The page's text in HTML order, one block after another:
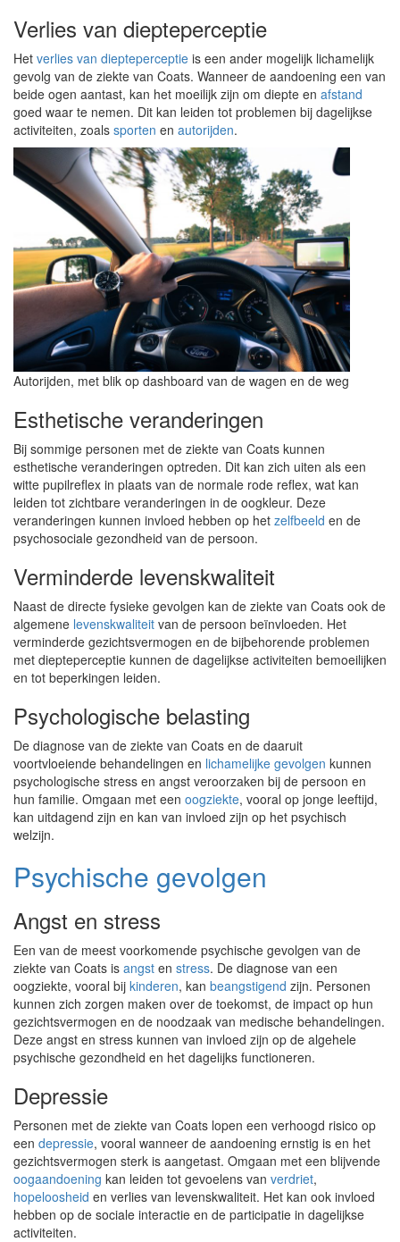
Verlies van diepteperceptie
Het verlies van diepteperceptie is een ander mogelijk lichamelijk
gevolg van de ziekte van Coats. Wanneer de aandoening een van
beide ogen aantast, kan het moeilijk zijn om diepte en afstand
goed waar te nemen. Dit kan leiden tot problemen bij dagelijkse
activiteiten, zoals sporten en autorijden.
Autorijden, met blik op dashboard van de wagen en de weg
Esthetische veranderingen
Bij sommige personen met de ziekte van Coats kunnen
esthetische veranderingen optreden. Dit kan zich uiten als een
witte pupilreflex in plaats van de normale rode reflex, wat kan
leiden tot zichtbare veranderingen in de oogkleur. Deze
veranderingen kunnen invloed hebben op het zelfbeeld en de
psychosociale gezondheid van de persoon.
Verminderde levenskwaliteit
Naast de directe fysieke gevolgen kan de ziekte van Coats ook de
algemene levenskwaliteit van de persoon beïnvloeden. Het
verminderde gezichtsvermogen en de bijbehorende problemen
met diepteperceptie kunnen de dagelijkse activiteiten bemoeilijken
en tot beperkingen leiden.
Psychologische belasting
De diagnose van de ziekte van Coats en de daaruit
voortvloeiende behandelingen en lichamelijke gevolgen kunnen
psychologische stress en angst veroorzaken bij de persoon en
hun familie. Omgaan met een oogziekte, vooral op jonge leeftijd,
kan uitdagend zijn en kan van invloed zijn op het psychisch
welzijn.
Psychische gevolgen
Angst en stress
Een van de meest voorkomende psychische gevolgen van de
ziekte van Coats is angst en stress. De diagnose van een
oogziekte, vooral bij kinderen, kan beangstigend zijn. Personen
kunnen zich zorgen maken over de toekomst, de impact op hun
gezichtsvermogen en de noodzaak van medische behandelingen.
Deze angst en stress kunnen van invloed zijn op de algehele
psychische gezondheid en het dagelijks functioneren.
Depressie
Personen met de ziekte van Coats lopen een verhoogd risico op
een depressie, vooral wanneer de aandoening ernstig is en het
gezichtsvermogen sterk is aangetast. Omgaan met een blijvende
oogaandoening kan leiden tot gevoelens van verdriet,
hopeloosheid en verlies van levenskwaliteit. Het kan ook invloed
hebben op de sociale interactie en de participatie in dagelijkse
activiteiten.